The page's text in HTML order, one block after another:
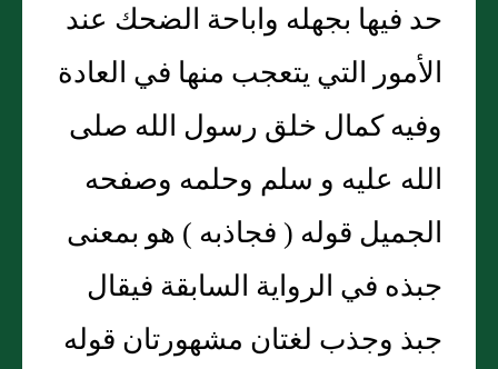
حد فيها بجهله واباحة الضحك عند
الأمور التي يتعجب منها في العادة
وفيه كمال خلق رسول الله صلى
الله عليه و سلم وحلمه وصفحه
الجميل قوله ( فجاذبه ) هو بمعنى
جبذه في الرواية السابقة فيقال
جبذ وجذب لغتان مشهورتان قوله